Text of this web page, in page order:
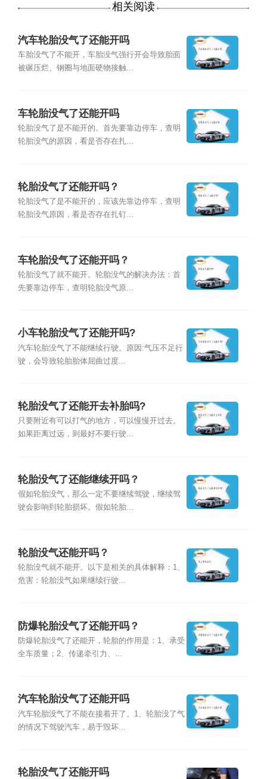
相关阅读
汽车轮胎没气了还能开吗
车胎没气了不能开，车胎没气强行开会导致胎面
被碾压烂、钢圈与地面硬物接触...
车轮胎没气了还能开吗
轮胎没气了是不能开的。首先要靠边停车，查明
轮胎没气的原因，看是否存在扎...
轮胎没气了还能开吗？
轮胎没气了是不能开的，应该先靠边停车，查明
轮胎没气原因，看是否存在扎钉...
车轮胎没气了还能开吗？
轮胎没气了就不能开。轮胎没气的解决办法：首
先要靠边停车，查明轮胎没气原...
小车轮胎没气了还能开吗?
汽车轮胎没气了不能继续行驶。原因:气压不足行
驶，会导致轮胎胎体屈曲过度...
轮胎没气了还能开去补胎吗?
只要附近有可以打气的地方，可以慢慢开过去。
如果距离过远，则最好不要行驶...
轮胎没气了还能继续开吗？
假如轮胎没气，那么一定不要继续驾驶，继续驾
驶会影响到轮胎损坏。假如轮胎...
轮胎没气还能开吗？
轮胎没气就不能开。以下是相关的具体解释：1、
危害：轮胎没气如果继续行驶...
防爆轮胎没气了还能开吗？
防爆轮胎没气了还能开，轮胎的作用是：1、承受
全车质量；2、传递牵引力、...
汽车轮胎没气了还能开吗
汽车轮胎没气了不能在接着开了。1、轮胎没了气
的情况下驾驶汽车，易于毁坏...
轮胎没气了还能开吗